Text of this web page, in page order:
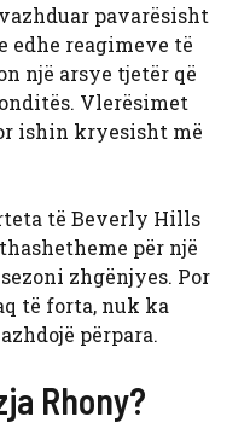
pavarësisht
edhe reagimeve të
një arsye tjetër që
Vlerësimet
ishin kryesisht më
të Beverly Hills
për një
zhgënjyes. Por
të forta, nuk ka
përpara.
Rhony?